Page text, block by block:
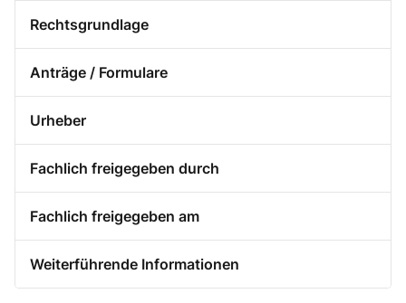
Rechtsgrundlage
Anträge / Formulare
Urheber
Fachlich freigegeben durch
Fachlich freigegeben am
Weiterführende Informationen